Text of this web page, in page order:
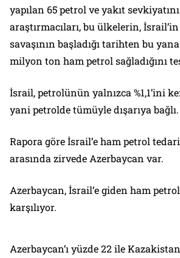
yapılan 65 petrol ve yakıt
araştırmacıları, bu ülkelerin,
savaşının başladığı tarihten bu
milyon ton ham petrol sağladığını
İsrail, petrolünün yalnızca %1,1’ini
yani petrolde tümüyle dışarıya bağlı.
Rapora göre İsrail’e ham petrol
arasında zirvede Azerbaycan var.
Azerbaycan, İsrail’e giden ham
karşılıyor.
Azerbaycan’ı yüzde 22 ile